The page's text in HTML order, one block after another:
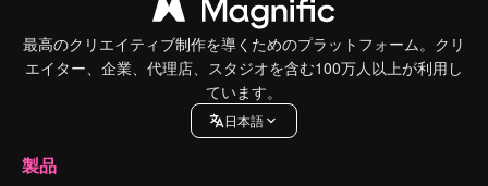
最高のクリエイティブ制作を導くためのプラットフォーム。クリ
エイター、企業、代理店、スタジオを含む100万人以上が利用し
ています。
日本語
製品